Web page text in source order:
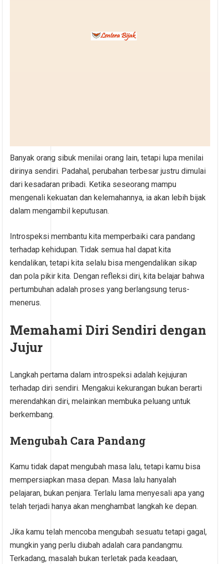
Banyak orang sibuk menilai orang lain, tetapi lupa menilai
dirinya sendiri. Padahal, perubahan terbesar justru dimulai
dari kesadaran pribadi. Ketika seseorang mampu
mengenali kekuatan dan kelemahannya, ia akan lebih bijak
dalam mengambil keputusan.
Introspeksi membantu kita memperbaiki cara pandang
terhadap kehidupan. Tidak semua hal dapat kita
kendalikan, tetapi kita selalu bisa mengendalikan sikap
dan pola pikir kita. Dengan refleksi diri, kita belajar bahwa
pertumbuhan adalah proses yang berlangsung terus-
menerus.
Memahami Diri Sendiri dengan
Jujur
Langkah pertama dalam introspeksi adalah kejujuran
terhadap diri sendiri. Mengakui kekurangan bukan berarti
merendahkan diri, melainkan membuka peluang untuk
berkembang.
Mengubah Cara Pandang
Kamu tidak dapat mengubah masa lalu, tetapi kamu bisa
mempersiapkan masa depan. Masa lalu hanyalah
pelajaran, bukan penjara. Terlalu lama menyesali apa yang
telah terjadi hanya akan menghambat langkah ke depan.
Jika kamu telah mencoba mengubah sesuatu tetapi gagal,
mungkin yang perlu diubah adalah cara pandangmu.
Terkadang, masalah bukan terletak pada keadaan,